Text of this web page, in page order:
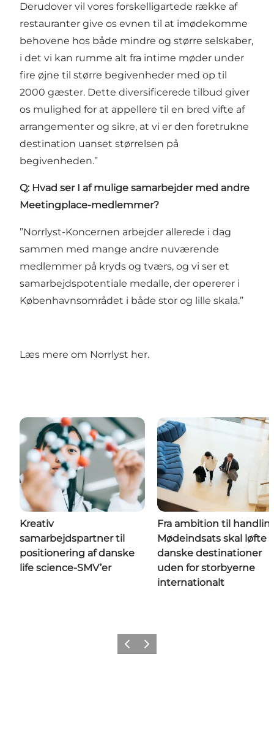
Derudover vil vores forskelligartede række af
restauranter give os evnen til at imødekomme
behovene hos både mindre og større selskaber,
i det vi kan rumme alt fra intime møder under
fire øjne til større begivenheder med op til
2000 gæster. Dette diversificerede tilbud giver
os mulighed for at appellere til en bred vifte af
arrangementer og sikre, at vi er den foretrukne
destination uanset størrelsen på
begivenheden.”
Q: Hvad ser I af mulige samarbejder med andre
Meetingplace-medlemmer?
”Norrlyst-Koncernen arbejder allerede i dag
sammen med mange andre nuværende
medlemmer på kryds og tværs, og vi ser et
samarbejdspotentiale medalle, der opererer i
Københavnsområdet i både stor og lille skala.”
Læs mere om Norrlyst her.
Kreativ
samarbejdspartner til
positionering af danske
life science-SMV’er
Fra ambition til
Mødeindsats skal løfte
danske destinationer
uden for storbyerne
internationalt
ForrigeNæste